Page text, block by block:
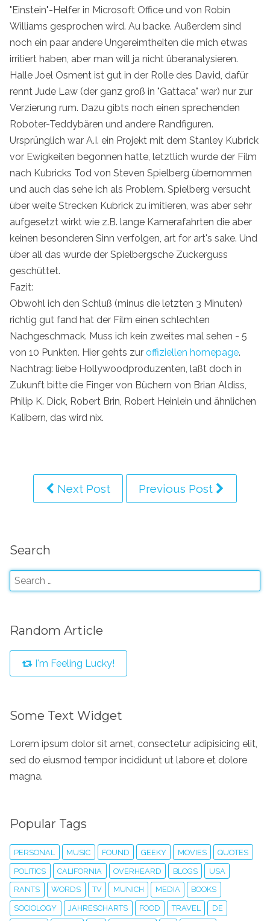
"Einstein"-Helfer in Microsoft Office und von Robin
Williams gesprochen wird. Au backe. Außerdem sind
noch ein paar andere Ungereimtheiten die mich etwas
irritiert haben, aber man will ja nicht überanalysieren.
Halle Joel Osment ist gut in der Rolle des David, dafür
rennt Jude Law (der ganz groß in "Gattaca" war) nur zur
Verzierung rum. Dazu gibts noch einen sprechenden
Roboter-Teddybären und andere Randfiguren.
Ursprünglich war A.I. ein Projekt mit dem Stanley Kubrick
vor Ewigkeiten begonnen hatte, letztlich wurde der Film
nach Kubricks Tod von Steven Spielberg übernommen
und auch das sehe ich als Problem. Spielberg versucht
über weite Strecken Kubrick zu imitieren, was aber sehr
aufgesetzt wirkt wie z.B. lange Kamerafahrten die aber
keinen besonderen Sinn verfolgen, art for art's sake. Und
über all das wurde der Spielbergsche Zuckerguss
geschüttet.
Fazit:
Obwohl ich den Schluß (minus die letzten 3 Minuten)
richtig gut fand hat der Film einen schlechten
Nachgeschmack. Muss ich kein zweites mal sehen - 5
von 10 Punkten. Hier gehts zur offiziellen homepage.
Nachtrag: liebe Hollywoodproduzenten, laßt doch in
Zukunft bitte die Finger von Büchern von Brian Aldiss,
Philip K. Dick, Robert Brin, Robert Heinlein und ähnlichen
Kalibern, das wird nix.
Next Post Previous Post
Search
Random Article
I'm Feeling Lucky!
Some Text Widget
Lorem ipsum dolor sit amet, consectetur adipisicing elit,
sed do eiusmod tempor incididunt ut labore et dolore
magna.
Popular Tags
PERSONAL MUSIC FOUND GEEKY MOVIES QUOTES
POLITICS CALIFORNIA OVERHEARD BLOGS USA
RANTS WORDS TV MUNICH MEDIA BOOKS
SOCIOLOGY JAHRESCHARTS FOOD TRAVEL DE